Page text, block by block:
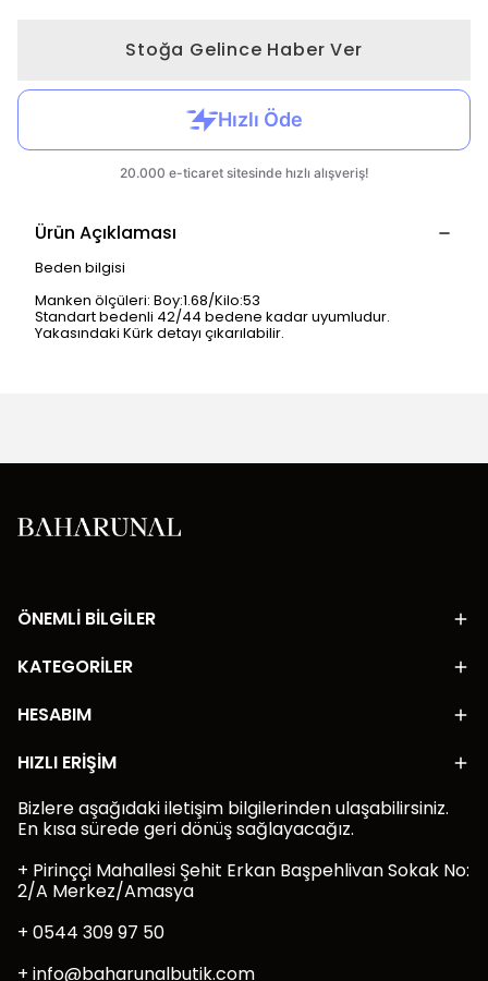
Stoğa Gelince Haber Ver
Ürün Açıklaması
Beden bilgisi
Manken ölçüleri: Boy:1.68/Kilo:53
Standart bedenli 42/44 bedene kadar uyumludur.
Yakasındaki Kürk detayı çıkarılabilir.
ÖNEMLİ BİLGİLER
KATEGORİLER
HESABIM
HIZLI ERİŞİM
Bizlere aşağıdaki iletişim bilgilerinden ulaşabilirsiniz.
En kısa sürede geri dönüş sağlayacağız.
+ Pirinççi Mahallesi Şehit Erkan Başpehlivan Sokak No:
2/A Merkez/Amasya
+ 0544 309 97 50
+ info@baharunalbutik.com